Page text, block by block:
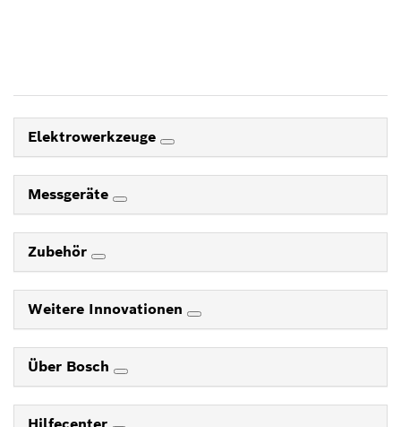
Elektrowerkzeuge
Messgeräte
Zubehör
Weitere Innovationen
Über Bosch